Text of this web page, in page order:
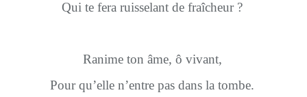
Qui te fera ruisselant de fraîcheur ?
Ranime ton âme, ô vivant,
Pour qu’elle n’entre pas dans la tombe.